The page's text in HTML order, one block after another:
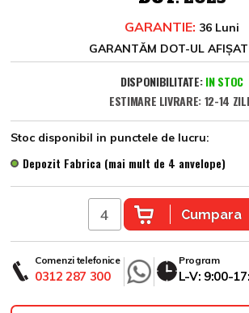
GARANTIE: 36 Luni
GARANTĂM DOT-UL AFIȘAT
DISPONIBILITATE: IN STOC
ESTIMARE LIVRARE: 12-14
Stoc disponibil in punctele de lucru:
Depozit Fabrica (mai mult de 4 anvelope)
Cumpara
Comenzi telefonice
0312 287 300
Program
L-V: 9:00-